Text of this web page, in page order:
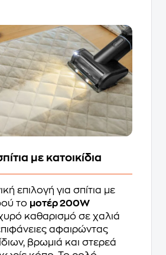
με κατοικίδια
επιλογή για σπίτια με
το μοτέρ 200W
καθαρισμό σε χαλιά
αφαιρώντας
βρωμιά και στερεά